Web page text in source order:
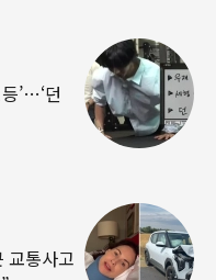
’…‘던
교통사고